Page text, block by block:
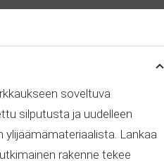
soveltuva
silputusta ja uudelleen
Lankaa
rakenne tekee